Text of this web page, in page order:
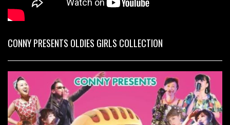
CONNY PRESENTS OLDIES GIRLS COLLECTION